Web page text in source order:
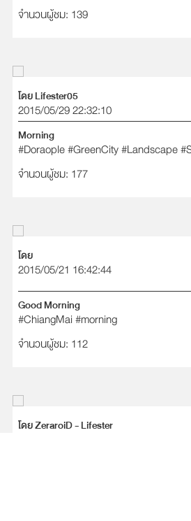
จำนวนผู้ชม: 139
โดย Lifester05
2015/05/29 22:32:10
Morning
#Doraople#GreenCity#Landscape
จำนวนผู้ชม: 177
โดย
2015/05/21 16:42:44
Good Morning
#ChiangMai#morning
จำนวนผู้ชม: 112
โดย ZeraroiD - Lifester